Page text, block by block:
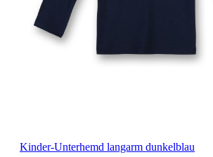
Kinder-Unterhemd langarm dunkelblau